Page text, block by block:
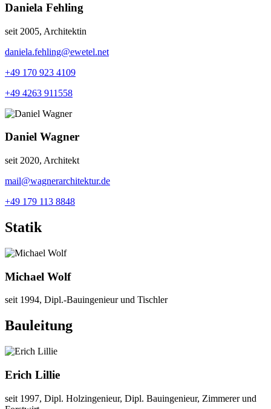
Daniela Fehling
seit 2005, Architektin
daniela.fehling@ewetel.net
+49 170 923 4109
+49 4263 911558
Daniel Wagner
seit 2020, Architekt
mail@wagnerarchitektur.de
+49 179 113 8848
Statik
Michael Wolf
seit 1994, Dipl.-Bauingenieur und Tischler
Bauleitung
Erich Lillie
seit 1997, Dipl. Holzingenieur, Dipl. Bauingenieur, Zimmerer und